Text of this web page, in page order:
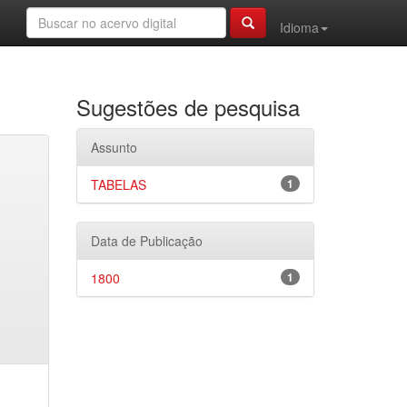
Idioma
Sugestões de pesquisa
Assunto
1
TABELAS
Data de Publicação
1
1800